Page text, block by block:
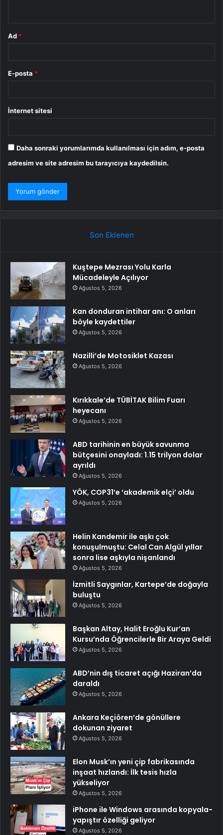
Ad *
E-posta *
İnternet sitesi
Daha sonraki yorumlarımda kullanılması için adım, e-posta
adresim ve site adresim bu tarayıcıya kaydedilsin.
Son Eklenen
Kuştepe Mezrası Yolu Karla
Mücadeleyle Açılıyor
Ağustos 5, 2026
Kan donduran intihar anı: O anları
böyle kaydettiler
Ağustos 5, 2026
Nazilli’de Motosiklet Kazası
Ağustos 5, 2026
Kırıkkale’de TÜBİTAK Bilim Fuarı
heyecanı
Ağustos 5, 2026
ABD tarihinin en büyük savunma
bütçesini onayladı: 1.15 trilyon dolar
ayrıldı
Ağustos 5, 2026
YÖK, COP31’e ‘akademik elçi’ oldu
Ağustos 5, 2026
Helin Kandemir ile aşkı çok
konuşulmuştu: Celal Can Algül yıllar
sonra lise aşkıyla nişanlandı
Ağustos 5, 2026
İzmitli Saygınlar, Kartepe’de doğayla
buluştu
Ağustos 5, 2026
Başkan Altay, Halit Eroğlu Kur’an
Kursu’nda Öğrencilerle Bir Araya Geldi
Ağustos 5, 2026
ABD’nin dış ticaret açığı Haziran’da
daraldı
Ağustos 5, 2026
Ankara Keçiören’de gönüllere
dokunan ziyaret
Ağustos 5, 2026
Elon Musk’ın yeni çip fabrikasında
inşaat hızlandı: İlk tesis hızla
yükseliyor
Ağustos 5, 2026
iPhone ile Windows arasında kopyala-
yapıştır özelliği geliyor
Ağustos 5, 2026